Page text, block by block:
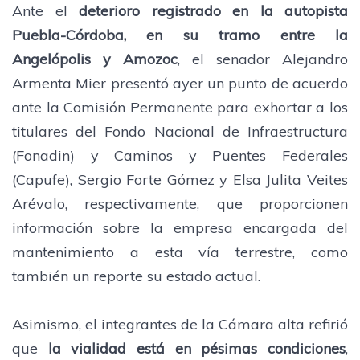
Ante el deterioro registrado en la autopista
Puebla-Córdoba, en su tramo entre la
Angelópolis y Amozoc, el senador Alejandro
Armenta Mier presentó ayer un punto de acuerdo
ante la Comisión Permanente para exhortar a los
titulares del Fondo Nacional de Infraestructura
(Fonadin) y Caminos y Puentes Federales
(Capufe), Sergio Forte Gómez y Elsa Julita Veites
Arévalo, respectivamente, que proporcionen
información sobre la empresa encargada del
mantenimiento a esta vía terrestre, como
también un reporte su estado actual.
Asimismo, el integrantes de la Cámara alta refirió
que la vialidad está en pésimas condiciones,